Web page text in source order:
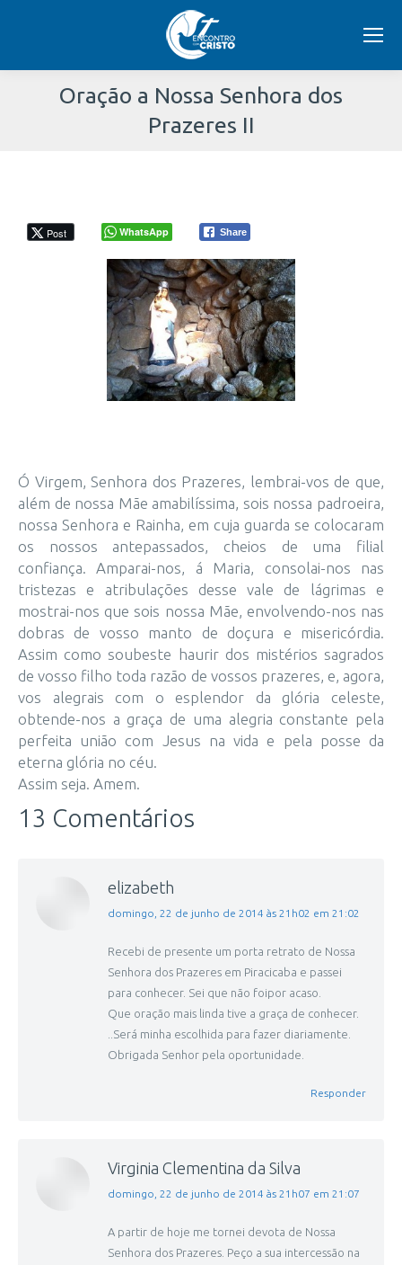
Oração a Nossa Senhora dos
Prazeres II
Post WhatsApp Share
Ó Virgem, Senhora dos Prazeres, lembrai-vos de que,
além de nossa Mãe amabilíssima, sois nossa padroeira,
nossa Senhora e Rainha, em cuja guarda se colocaram
os nossos antepassados, cheios de uma filial
confiança. Amparai-nos, á Maria, consolai-nos nas
tristezas e atribulações desse vale de lágrimas e
mostrai-nos que sois nossa Mãe, envolvendo-nos nas
dobras de vosso manto de doçura e misericórdia.
Assim como soubeste haurir dos mistérios sagrados
de vosso filho toda razão de vossos prazeres, e, agora,
vos alegrais com o esplendor da glória celeste,
obtende-nos a graça de uma alegria constante pela
perfeita união com Jesus na vida e pela posse da
eterna glória no céu.
Assim seja. Amem.
13 Comentários
elizabeth
disse:
domingo, 22 de junho de 2014 às 21h02 em 21:02
Recebi de presente um porta retrato de Nossa
Senhora dos Prazeres em Piracicaba e passei
para conhecer. Sei que não foipor acaso.
Que oração mais linda tive a graça de conhecer.
..Será minha escolhida para fazer diariamente.
Obrigada Senhor pela oportunidade.
Responder
Virginia Clementina da Silva
disse:
domingo, 22 de junho de 2014 às 21h07 em 21:07
A partir de hoje me tornei devota de Nossa
Senhora dos Prazeres. Peço a sua intercessão na